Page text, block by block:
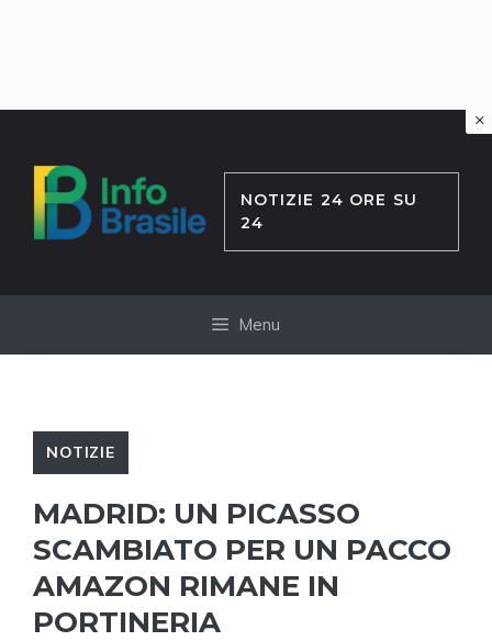
contenuto
NOTIZIE 24 ORE SU
24
Menu
NOTIZIE
MADRID: UN PICASSO
SCAMBIATO PER UN PACCO
AMAZON RIMANE IN
PORTINERIA
×